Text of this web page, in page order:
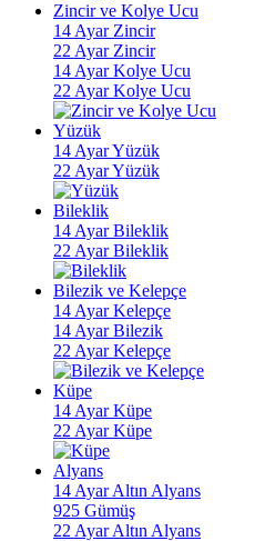
Zincir ve Kolye Ucu
14 Ayar Zincir
22 Ayar Zincir
14 Ayar Kolye Ucu
22 Ayar Kolye Ucu
Yüzük
14 Ayar Yüzük
22 Ayar Yüzük
Bileklik
14 Ayar Bileklik
22 Ayar Bileklik
Bilezik ve Kelepçe
14 Ayar Kelepçe
14 Ayar Bilezik
22 Ayar Kelepçe
Küpe
14 Ayar Küpe
22 Ayar Küpe
Alyans
14 Ayar Altın Alyans
925 Gümüş
22 Ayar Altın Alyans